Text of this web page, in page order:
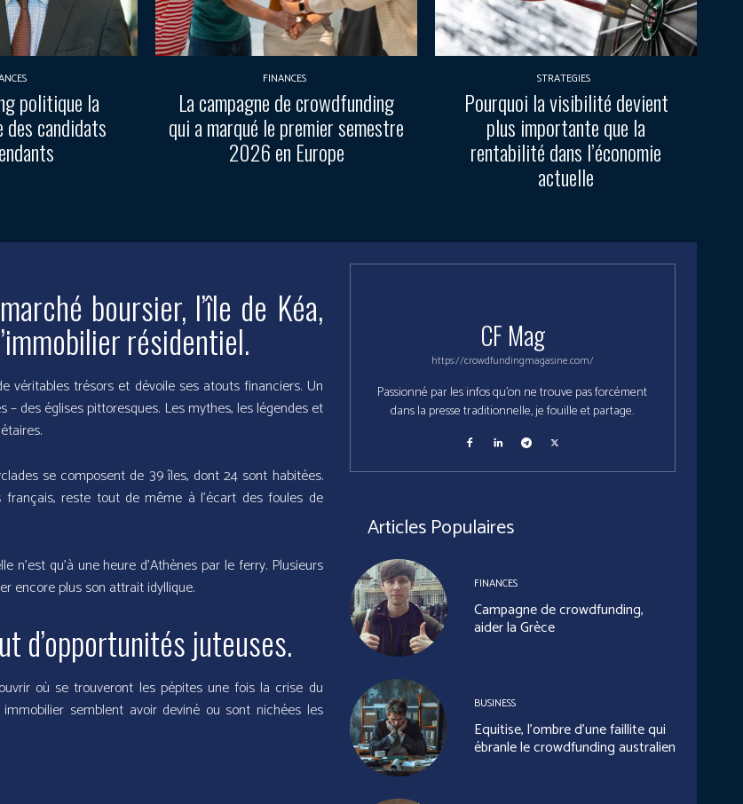
politique la
des candidats
FINANCES
La campagne de crowdfunding
qui a marqué le premier semestre
2026 en Europe
STRATEGIES
Pourquoi la visibilité devient
plus importante que la
rentabilité dans l’économie
actuelle
boursier, l’île de Kéa,
résidentiel.
véritables trésors et dévoile ses atouts financiers. Un
des églises pittoresques. Les mythes, les légendes et
se composent de 39 îles, dont 24 sont habitées.
français, reste tout de même à l’écart des foules de
qu’à une heure d’Athènes par le ferry. Plusieurs
encore plus son attrait idyllique.
d’opportunités juteuses.
où se trouveront les pépites une fois la crise du
semblent avoir deviné ou sont nichées les
CF Mag
https://crowdfundingmagasine.com/
Passionné par les infos qu'on ne trouve pas forcément
dans la presse traditionnelle, je fouille et partage.
Articles Populaires
FINANCES
Campagne de crowdfunding,
aider la Grèce
BUSINESS
Equitise, l’ombre d’une faillite qui
ébranle le crowdfunding australien